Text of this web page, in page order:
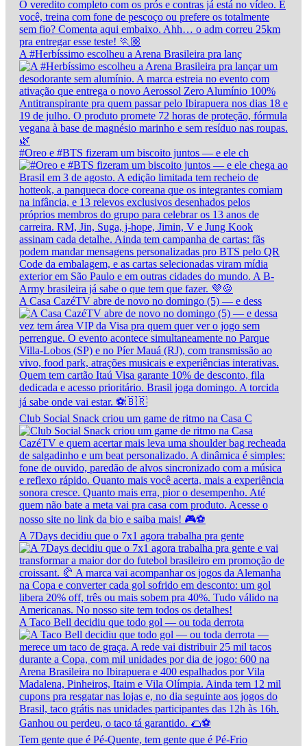
A #Herbíssimo escolheu a Arena Brasileira pra lanç
#Oreo e #BTS fizeram um biscoito juntos — e ele ch
A Casa CazéTV abre de novo no domingo (5) — e dess
Club Social Snack criou um game de ritmo na Casa C
A 7Days decidiu que o 7x1 agora trabalha pra gente
A Taco Bell decidiu que todo gol — ou toda derrota
Tem gente que é Pé-Quente, tem gente que é Pé-Frio